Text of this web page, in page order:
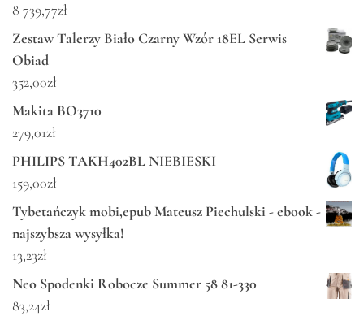
8 739,77zł
Zestaw Talerzy Biało Czarny Wzór 18EL Serwis
Obiad
352,00zł
Makita BO3710
279,01zł
PHILIPS TAKH402BL NIEBIESKI
159,00zł
Tybetańczyk mobi,epub Mateusz Piechulski - ebook -
najszybsza wysyłka!
13,23zł
Neo Spodenki Robocze Summer 58 81-330
83,24zł